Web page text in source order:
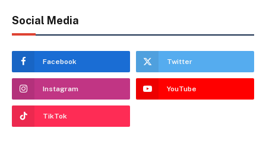
Social Media
Facebook Twitter
Instagram YouTube
TikTok